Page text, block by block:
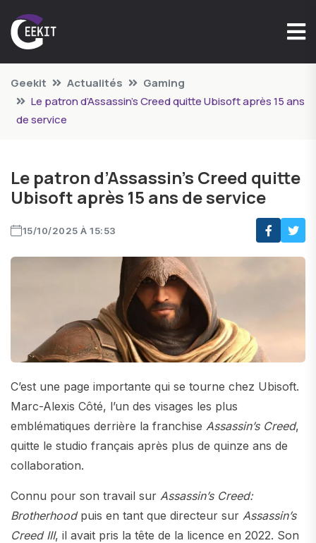
Geekit Actualités
Gaming
Le patron d’Assassin’s Creed quitte Ubisoft après 15 ans
de service
Le patron d’Assassin’s Creed quitte
Ubisoft après 15 ans de service
15/10/2025 À 15:53
C’est une page importante qui se tourne chez Ubisoft.
Marc-Alexis Côté, l’un des visages les plus
emblématiques derrière la franchise Assassin’s Creed,
quitte le studio français après plus de quinze ans de
collaboration.
Connu pour son travail sur Assassin’s Creed:
Brotherhoodpuis en tant que directeur sur Assassin’s
Creed III, il avait pris la tête de la licence en 2022. Son